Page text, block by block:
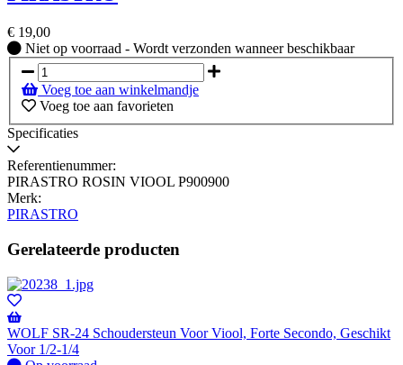
€ 19,00
Niet
op
voorraad
-
Wordt
verzonden
beschikbaar
Niet op voorraad - Wordt verzonden wanneer beschikbaar
Voeg toe aan winkelmandje
Voeg toe aan favorieten
Specificaties
Referentienummer:
PIRASTRO ROSIN VIOOL P900900
Merk:
PIRASTRO
Gerelateerde producten
WOLF SR-24 Schoudersteun Voor Viool, Forte Secondo, Geschikt
Voor 1/2-1/4